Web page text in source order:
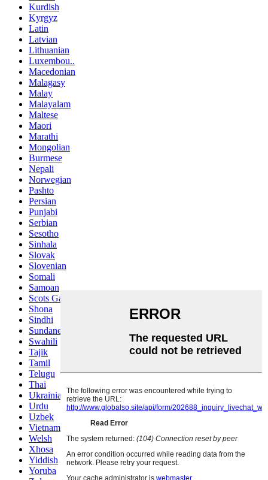
Kurdish
Kyrgyz
Latin
Latvian
Lithuanian
Luxembou..
Macedonian
Malagasy
Malay
Malayalam
Maltese
Maori
Marathi
Mongolian
Burmese
Nepali
Norwegian
Pashto
Persian
Punjabi
Serbian
Sesotho
Sinhala
Slovak
Slovenian
Somali
Samoan
Scots Gaelic
Shona
Sindhi
Sundanese
Swahili
Tajik
Tamil
Telugu
Thai
Ukrainian
Urdu
Uzbek
Vietnamese
Welsh
Xhosa
Yiddish
Yoruba